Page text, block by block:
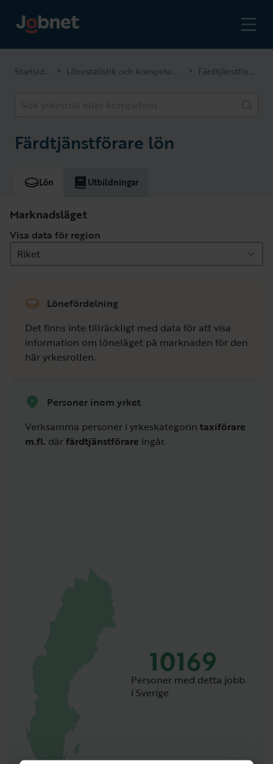
Startsidan > Lönestatistik och kompetenser > Färdtjänstförare
Färdtjänstförare lön
Lön Utbildningar
Marknadsläget
Visa data för region
Riket
Lönefördelning
Det finns inte tillräckligt med data för att visa
information om löneläget på marknaden för den
här yrkesrollen.
Personer inom yrket
Verksamma personer i yrkeskategorin taxiförare
m.fl. därfärdtjänstförare ingår.
10169
Personer med detta jobb
i Sverige